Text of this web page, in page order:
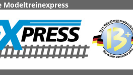
Modeltreinexpress